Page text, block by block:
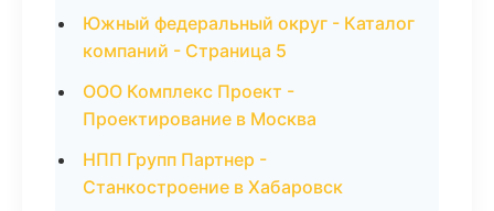
Южный федеральный округ - Каталог
компаний - Страница 5
ООО Комплекс Проект -
Проектирование в Москва
НПП Групп Партнер -
Станкостроение в Хабаровск